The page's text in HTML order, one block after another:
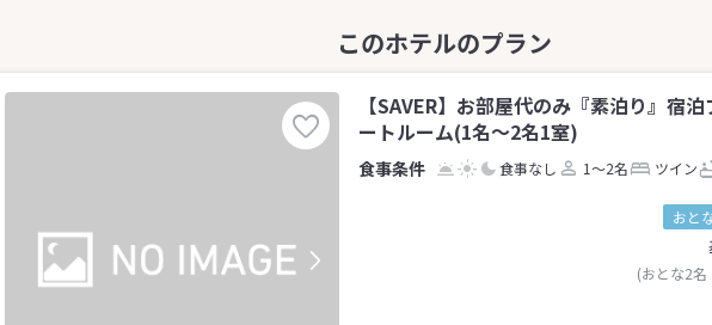
【SAVER】お部屋代のみ『素泊り』宿
ートルーム(1名～2名1室)
食事なし 1～2名 ツイン
おと
(おとな2